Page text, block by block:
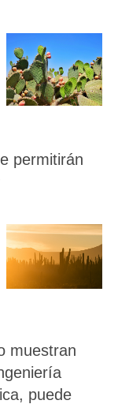
permitirán
muestran
puede